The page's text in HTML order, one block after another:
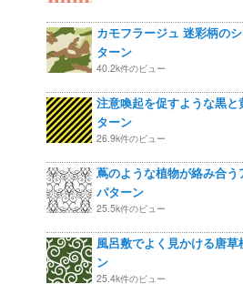
カモフラージュ 迷彩柄の
ターン
40.2k件のビュー
注意喚起を促すような黒
ターン
26.9k件のビュー
蔦のような植物が絡み合う
パターン
25.5k件のビュー
風呂敷でよく見かける唐
ン
25.4k件のビュー